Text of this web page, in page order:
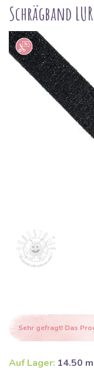
Schrägband
Sehr gefragt! Das
Auf Lager: 14.50 m